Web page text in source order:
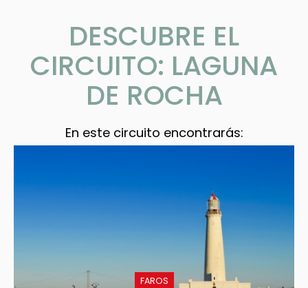
DESCUBRE EL
CIRCUITO: LAGUNA
DE ROCHA
En este circuito encontrarás:
FAROS